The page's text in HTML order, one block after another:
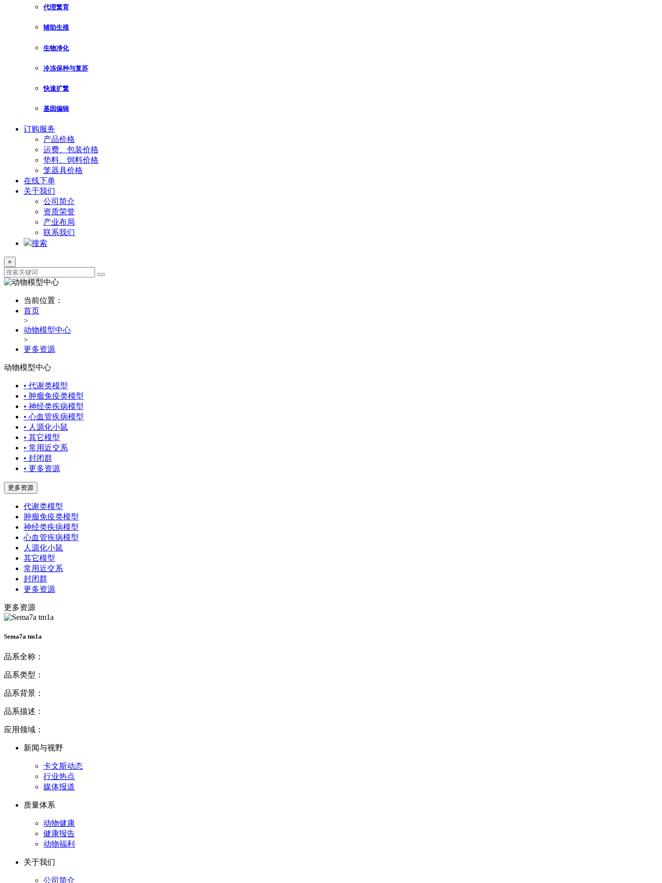
代理繁育
辅助生殖
生物净化
冷冻保种与复苏
快速扩繁
基因编辑
订购服务
产品价格
运费、包装价格
垫料、饲料价格
笼器具价格
在线下单
关于我们
公司简介
资质荣誉
产业布局
联系我们
搜索
×
当前位置：
首页
>
动物模型中心
>
更多资源
动物模型中心
• 代谢类模型
• 肿瘤免疫类模型
• 神经类疾病模型
• 心血管疾病模型
• 人源化小鼠
• 其它模型
• 常用近交系
• 封闭群
• 更多资源
更多资源
代谢类模型
肿瘤免疫类模型
神经类疾病模型
心血管疾病模型
人源化小鼠
其它模型
常用近交系
封闭群
更多资源
更多资源
Sema7a tm1a
品系全称：
品系类型：
品系背景：
品系描述：
应用领域：
新闻与视野
卡文斯动态
行业热点
媒体报道
质量体系
动物健康
健康报告
动物福利
关于我们
公司简介